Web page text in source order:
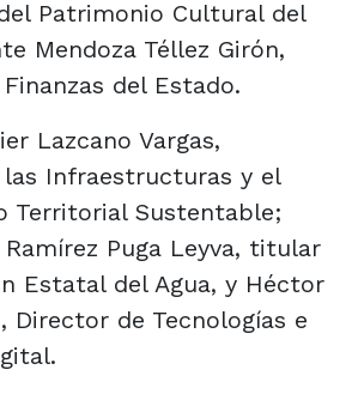
Patrimonio Cultural del
Mendoza Téllez Girón,
del Estado.
Lazcano Vargas,
Infraestructuras y el
Territorial Sustentable;
Puga Leyva, titular
Estatal del Agua, y Héctor
Director de Tecnologías e